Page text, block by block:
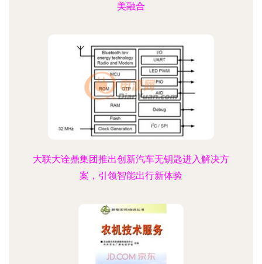
美融合
大联大诠鼎集团推出创新汽车无钥匙进入解决方
案，引领智能出行新体验